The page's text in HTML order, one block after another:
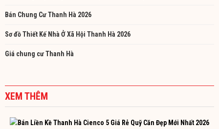
Bán Chung Cư Thanh Hà 2026
Sơ đồ Thiết Kế Nhà Ở Xã Hội Thanh Hà 2026
Giá chung cư Thanh Hà
XEM THÊM